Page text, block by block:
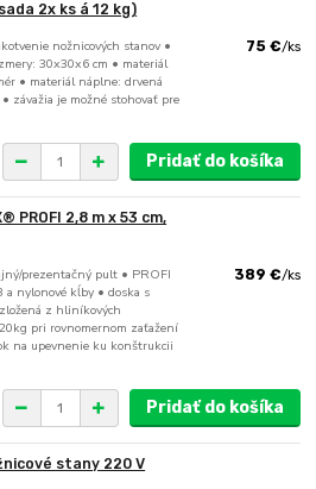
2x ks á 12 kg)
nožnicových stanov •
30x30x6 cm • materiál
• materiál náplne: drvená
závažia je možné stohovať pre
75 €/ks
Pridať do košíka
PROFI 2,8 m x 53 cm,
prezentačný pult • PROFI
nylonové kĺby • doska s
z hliníkových
pri rovnomernom zaťažení
na upevnenie ku konštrukcii
389 €/ks
Pridať do košíka
stany 220 V